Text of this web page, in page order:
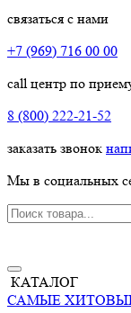
связаться с нами
+7 (969) 716 00 00
call центр по
8 (800) 222-21-52
заказать звонок
Мы в социальных
КАТАЛОГ
САМЫЕ